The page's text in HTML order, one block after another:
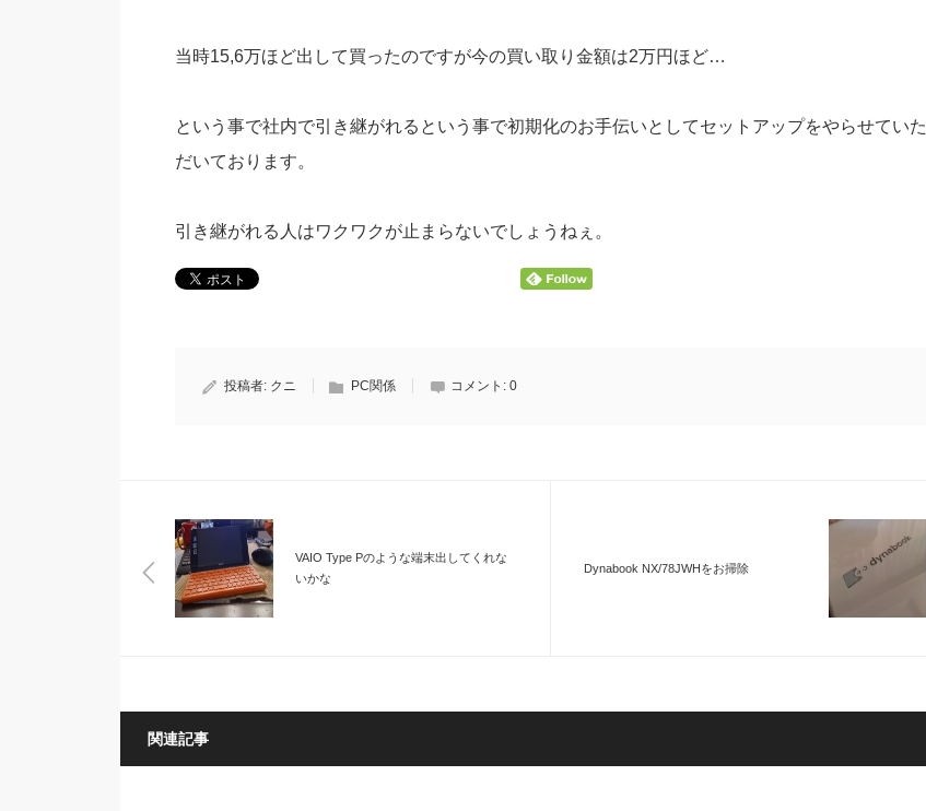
当時15,6万ほど出して買ったのですが今の買い取り金額は2万円ほど…
という事で社内で引き継がれるという事で初期化のお手伝いとしてセットアップをやらせていた
だいております。
引き継がれる人はワクワクが止まらないでしょうねぇ。
投稿者: クニ PC関係 コメント: 0
VAIO Type Pのような端末出してくれな
いかな
Dynabook NX/78JWHをお掃除
関連記事